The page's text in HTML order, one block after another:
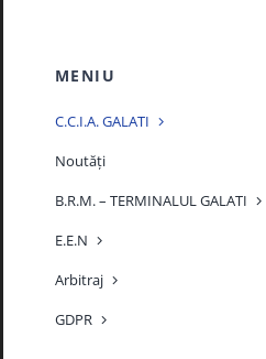
MENIU
C.C.I.A. GALATI
Noutăți
B.R.M. – TERMINALUL GALATI
E.E.N
Arbitraj
GDPR